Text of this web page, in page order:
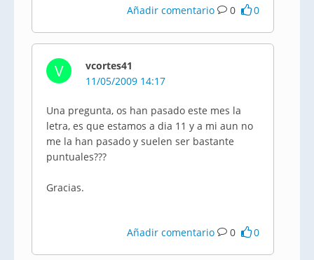
Añadir comentario 0 0
V
vcortes41
11/05/2009 14:17
Una pregunta, os han pasado este mes la
letra, es que estamos a dia 11 y a mi aun no
me la han pasado y suelen ser bastante
puntuales???
Gracias.
Añadir comentario 0 0